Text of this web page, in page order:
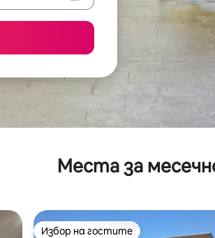
Места за
Избор на гостите